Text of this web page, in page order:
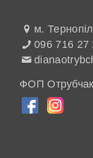
м.
096 716 27
ФОП